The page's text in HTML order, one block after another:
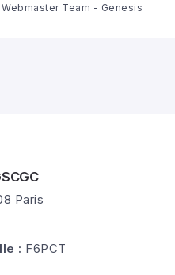
Webmaster Team - Genesis
Paris
: F6PCT